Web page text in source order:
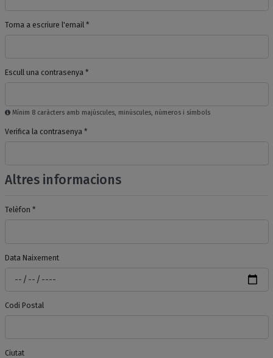
Torna a escriure l'email *
Escull una contrasenya *
Mínim 8 caràcters amb majúscules, minúscules, números i símbols
Verifica la contrasenya *
Altres informacions
Telèfon *
Data Naixement
Codi Postal
Ciutat